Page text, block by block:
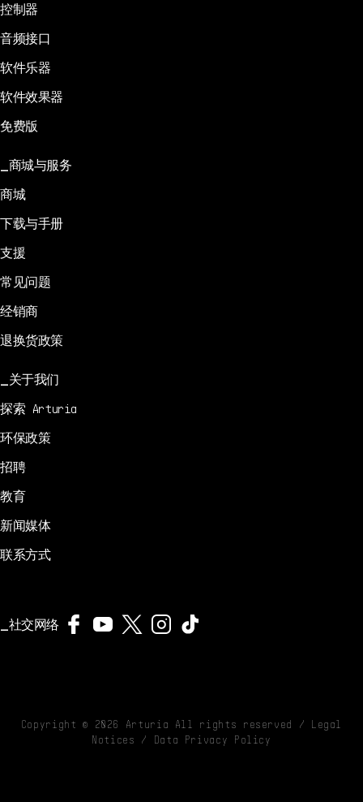
控制器
音频接口
软件乐器
软件效果器
免费版
商城与服务
商城
下载与手册
支援
常见问题
经销商
退换货政策
关于我们
探索 Arturia
环保政策
招聘
教育
新闻媒体
联系方式
社交网络
Copyright © 2026 Arturia All rights reserved / Legal
Notices
/ Data Privacy Policy